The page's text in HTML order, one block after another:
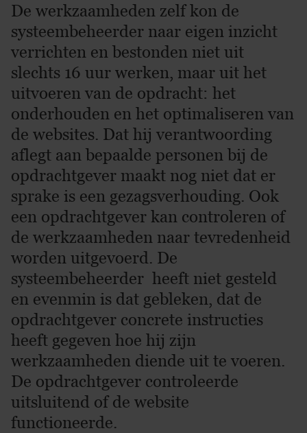
De werkzaamheden zelf kon de
systeembeheerder naar eigen inzicht
verrichten en bestonden niet uit
slechts 16 uur werken, maar uit het
uitvoeren van de opdracht: het
onderhouden en het optimaliseren van
de websites. Dat hij verantwoording
aflegt aan bepaalde personen bij de
opdrachtgever maakt nog niet dat er
sprake is een gezagsverhouding. Ook
een opdrachtgever kan controleren of
de werkzaamheden naar tevredenheid
worden uitgevoerd. De
systeembeheerder heeft niet gesteld
en evenmin is dat gebleken, dat de
opdrachtgever concrete instructies
heeft gegeven hoe hij zijn
werkzaamheden diende uit te voeren.
De opdrachtgever controleerde
uitsluitend of de website
functioneerde.